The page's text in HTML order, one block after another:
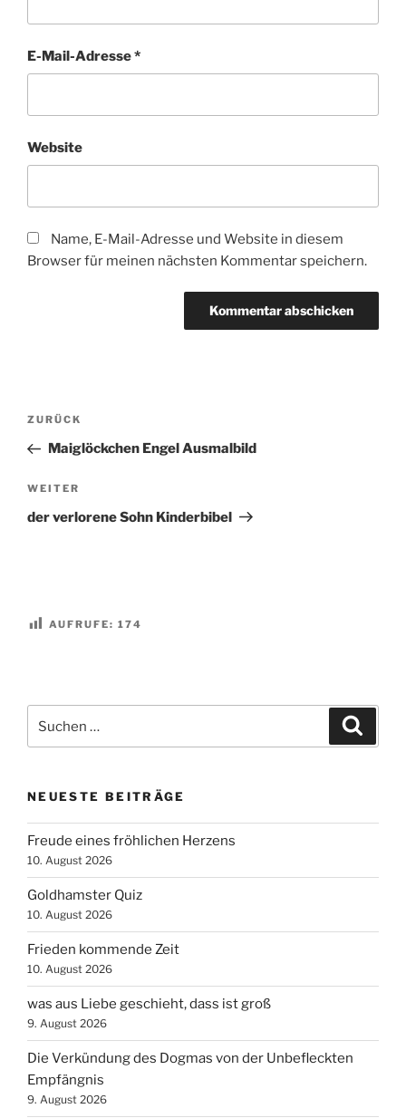
E-Mail-Adresse*
Website
Name, E-Mail-Adresse und Website in diesem
Browser für meinen nächsten Kommentar speichern.
Beitragsnavigation
Vorheriger
Beitrag
ZURÜCK
Maiglöckchen Engel Ausmalbild
Nächster
Beitrag
WEITER
der verlorene Sohn Kinderbibel
AUFRUFE: 174
nach:
NEUESTE BEITRÄGE
Freude eines fröhlichen Herzens
10. August 2026
Goldhamster Quiz
10. August 2026
Frieden kommende Zeit
10. August 2026
was aus Liebe geschieht, dass ist groß
9. August 2026
Die Verkündung des Dogmas von der Unbefleckten
Empfängnis
9. August 2026